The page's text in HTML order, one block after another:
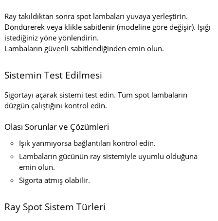
Ray takıldıktan sonra spot lambaları yuvaya yerleştirin.
Döndürerek veya klikle sabitlenir (modeline göre değişir). Işığı
istediğiniz yöne yönlendirin.
Lambaların güvenli sabitlendiğinden emin olun.
Sistemin Test Edilmesi
Sigortayı açarak sistemi test edin. Tüm spot lambaların
düzgün çalıştığını kontrol edin.
Olası Sorunlar ve Çözümleri
Işık yanmıyorsa bağlantıları kontrol edin.
Lambaların gücünün ray sistemiyle uyumlu olduğuna
emin olun.
Sigorta atmış olabilir.
Ray Spot Sistem Türleri